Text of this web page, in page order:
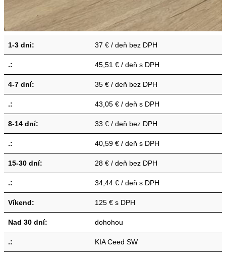
1-3 dni: 37 € / deň bez DPH
.: 45,51 € / deň s DPH
4-7 dní: 35 € / deň bez DPH
.: 43,05 € / deň s DPH
8-14 dní: 33 € / deň bez DPH
.: 40,59 € / deň s DPH
15-30 dní: 28 € / deň bez DPH
.: 34,44 € / deň s DPH
Víkend: 125 € s DPH
Nad 30 dní: dohohou
.: KIA Ceed SW